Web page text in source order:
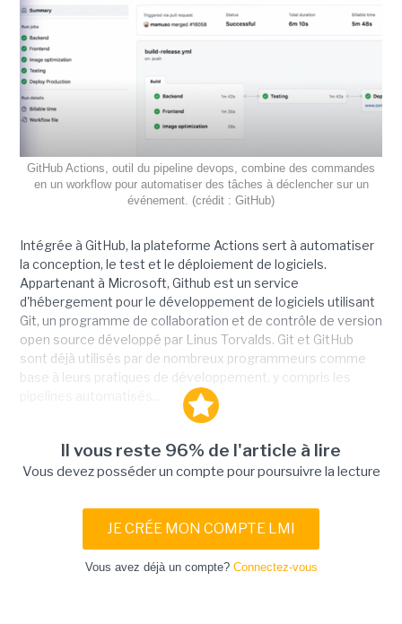
GitHub Actions, outil du pipeline devops, combine des commandes
en un workflow pour automatiser des tâches à déclencher sur un
événement. (crédit : GitHub)
Intégrée à GitHub, la plateforme Actions sert à automatiser
la conception, le test et le déploiement de logiciels.
Appartenant à Microsoft, Github est un service
d'hébergement pour le développement de logiciels utilisant
Git, un programme de collaboration et de contrôle de version
open source développé par Linus Torvalds. Git et GitHub
sont déjà utilisés par de nombreux programmeurs comme
base à leurs pratiques de développement, y compris les
Il vous reste 96% de l'article à lire
Vous devez posséder un compte pour poursuivre la lecture
JE CRÉE MON COMPTE LMI
Vous avez déjà un compte? Connectez-vous